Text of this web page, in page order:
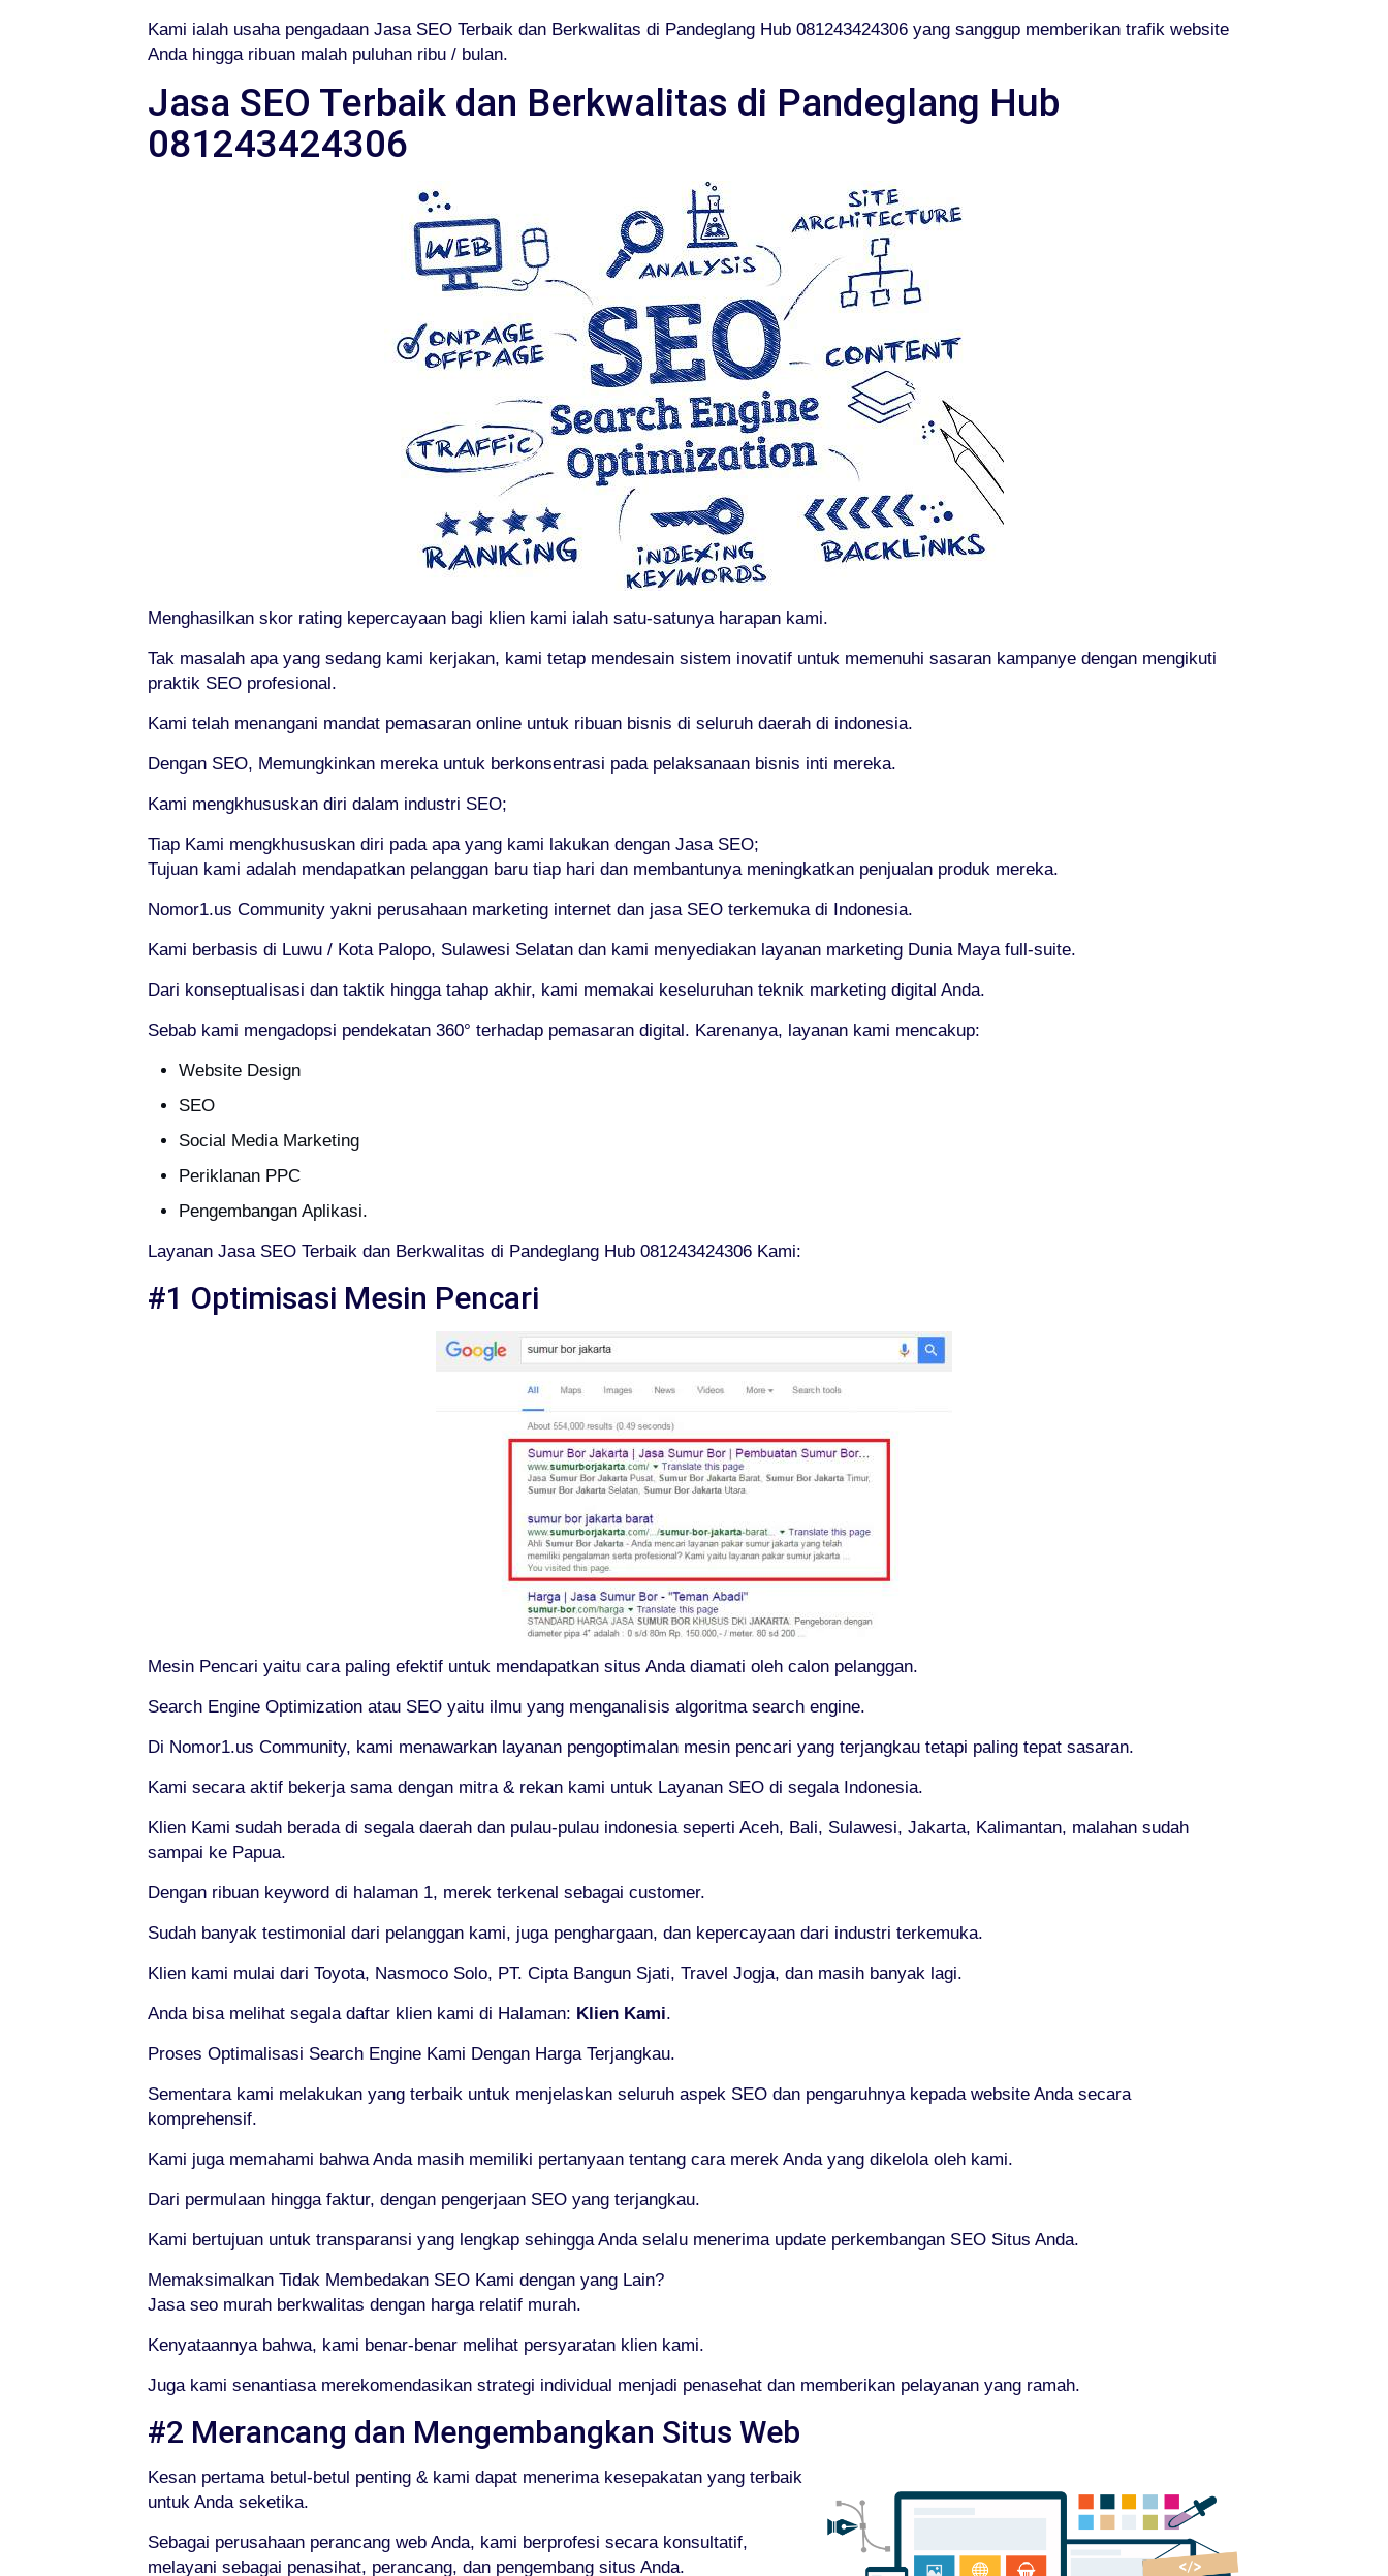
Kami ialah usaha pengadaan Jasa SEO Terbaik dan Berkwalitas di Pandeglang Hub 081243424306 yang sanggup memberikan trafik website
Anda hingga ribuan malah puluhan ribu / bulan.
Jasa SEO Terbaik dan Berkwalitas di Pandeglang Hub
081243424306
Menghasilkan skor rating kepercayaan bagi klien kami ialah satu-satunya harapan kami.
Tak masalah apa yang sedang kami kerjakan, kami tetap mendesain sistem inovatif untuk memenuhi sasaran kampanye dengan mengikuti
praktik SEO profesional.
Kami telah menangani mandat pemasaran online untuk ribuan bisnis di seluruh daerah di indonesia.
Dengan SEO, Memungkinkan mereka untuk berkonsentrasi pada pelaksanaan bisnis inti mereka.
Kami mengkhususkan diri dalam industri SEO;
Tiap Kami mengkhususkan diri pada apa yang kami lakukan dengan Jasa SEO;
Tujuan kami adalah mendapatkan pelanggan baru tiap hari dan membantunya meningkatkan penjualan produk mereka.
Nomor1.us Community yakni perusahaan marketing internet dan jasa SEO terkemuka di Indonesia.
Kami berbasis di Luwu / Kota Palopo, Sulawesi Selatan dan kami menyediakan layanan marketing Dunia Maya full-suite.
Dari konseptualisasi dan taktik hingga tahap akhir, kami memakai keseluruhan teknik marketing digital Anda.
Sebab kami mengadopsi pendekatan 360° terhadap pemasaran digital. Karenanya, layanan kami mencakup:
Website Design
SEO
Social Media Marketing
Periklanan PPC
Pengembangan Aplikasi.
Layanan Jasa SEO Terbaik dan Berkwalitas di Pandeglang Hub 081243424306 Kami:
#1 Optimisasi Mesin Pencari
Mesin Pencari yaitu cara paling efektif untuk mendapatkan situs Anda diamati oleh calon pelanggan.
Search Engine Optimization atau SEO yaitu ilmu yang menganalisis algoritma search engine.
Di Nomor1.us Community, kami menawarkan layanan pengoptimalan mesin pencari yang terjangkau tetapi paling tepat sasaran.
Kami secara aktif bekerja sama dengan mitra & rekan kami untuk Layanan SEO di segala Indonesia.
Klien Kami sudah berada di segala daerah dan pulau-pulau indonesia seperti Aceh, Bali, Sulawesi, Jakarta, Kalimantan, malahan sudah
sampai ke Papua.
Dengan ribuan keyword di halaman 1, merek terkenal sebagai customer.
Sudah banyak testimonial dari pelanggan kami, juga penghargaan, dan kepercayaan dari industri terkemuka.
Klien kami mulai dari Toyota, Nasmoco Solo, PT. Cipta Bangun Sjati, Travel Jogja, dan masih banyak lagi.
Anda bisa melihat segala daftar klien kami di Halaman: Klien Kami.
Proses Optimalisasi Search Engine Kami Dengan Harga Terjangkau.
Sementara kami melakukan yang terbaik untuk menjelaskan seluruh aspek SEO dan pengaruhnya kepada website Anda secara
komprehensif.
Kami juga memahami bahwa Anda masih memiliki pertanyaan tentang cara merek Anda yang dikelola oleh kami.
Dari permulaan hingga faktur, dengan pengerjaan SEO yang terjangkau.
Kami bertujuan untuk transparansi yang lengkap sehingga Anda selalu menerima update perkembangan SEO Situs Anda.
Memaksimalkan Tidak Membedakan SEO Kami dengan yang Lain?
Jasa seo murah berkwalitas dengan harga relatif murah.
Kenyataannya bahwa, kami benar-benar melihat persyaratan klien kami.
Juga kami senantiasa merekomendasikan strategi individual menjadi penasehat dan memberikan pelayanan yang ramah.
#2 Merancang dan Mengembangkan Situs Web
Kesan pertama betul-betul penting & kami dapat menerima kesepakatan yang terbaik
untuk Anda seketika.
Sebagai perusahaan perancang web Anda, kami berprofesi secara konsultatif,
melayani sebagai penasihat, perancang, dan pengembang situs Anda.